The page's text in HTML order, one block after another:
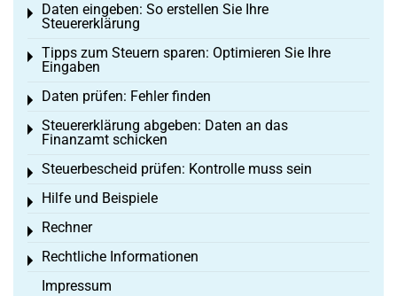
Daten eingeben: So erstellen Sie Ihre
Steuererklärung
Toggle menu
Tipps zum Steuern sparen: Optimieren Sie Ihre
Eingaben
Toggle menu
Daten prüfen: Fehler finden
Toggle menu
Steuererklärung abgeben: Daten an das
Finanzamt schicken
Toggle menu
Steuerbescheid prüfen: Kontrolle muss sein
Toggle menu
Hilfe und Beispiele
Toggle menu
Rechner
Toggle menu
Rechtliche Informationen
Toggle menu
Impressum